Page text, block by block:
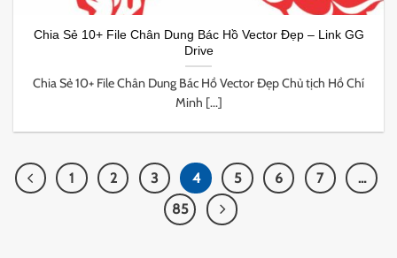
Chia Sẻ 10+ File Chân Dung Bác Hồ Vector Đẹp – Link GG
Drive
Chia Sẻ 10+ File Chân Dung Bác Hồ Vector Đẹp Chủ tịch Hồ Chí
Minh [...]
1 2 3 4 5 6 7
…
85